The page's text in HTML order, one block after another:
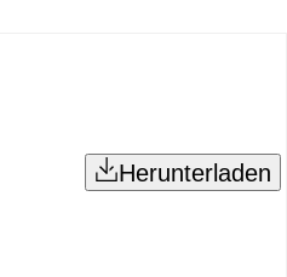
Herunterladen